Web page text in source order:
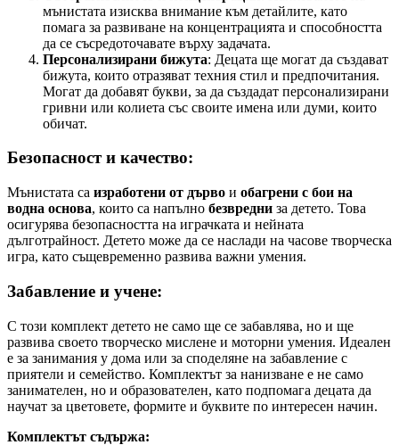
мънистата изисква внимание към детайлите, като
помага за развиване на концентрацията и способността
да се съсредоточавате върху задачата.
Персонализирани бижута: Децата ще могат да създават
бижута, които отразяват техния стил и предпочитания.
Могат да добавят букви, за да създадат персонализирани
гривни или колиета със своите имена или думи, които
обичат.
Безопасност и качество:
Мънистата са изработени от дърво и обагрени с бои на
водна основа, които са напълно безвредни за детето. Това
осигурява безопасността на играчката и нейната
дълготрайност. Детето може да се наслади на часове творческа
игра, като същевременно развива важни умения.
Забавление и учене:
С този комплект детето не само ще се забавлява, но и ще
развива своето творческо мислене и моторни умения. Идеален
е за занимания у дома или за споделяне на забавление с
приятели и семейство. Комплектът за нанизване е не само
занимателен, но и образователен, като подпомага децата да
научат за цветовете, формите и буквите по интересен начин.
Комплектът съдържа: